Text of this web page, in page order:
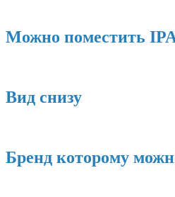
Можно поместить
Вид снизу
Бренд которому